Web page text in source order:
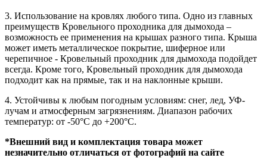
3. Использование на кровлях любого типа. Одно из главных
преимуществ Кровельного проходника для дымохода –
возможность ее применения на крышах разного типа. Крыша
может иметь металлическое покрытие, шиферное или
черепичное - Кровельный проходник для дымохода подойдет
всегда. Кроме того, Кровельный проходник для дымохода
подходит как на прямые, так и на наклонные крыши.
4. Устойчивы к любым погодным условиям: снег, лед, УФ-
лучам и атмосферным загрязнениям. Диапазон рабочих
температур: от -50°С до +200°С.
*Внешний вид и комплектация товара может
незначительно отличаться от фотографий на сайте